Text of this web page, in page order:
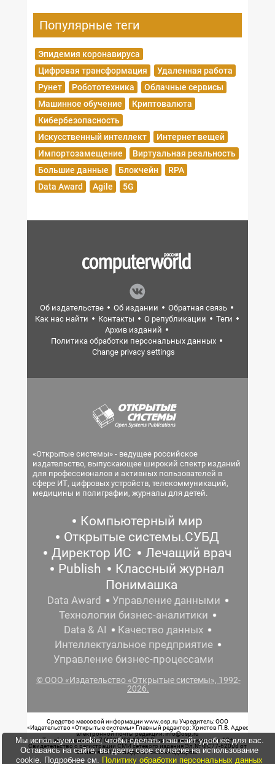
Популярные теги
Эпидемия коронавируса
Цифровая трансформация
Удаленная работа
Рунет
Робототехника
Облачные сервисы
Машинное обучение
Криптовалюта
Кибербезопасность
Искусственный интеллект
Интернет вещей
Импортозамещение
Виртуальная реальность
Большие данные
Блокчейн
RPA
Data Award
Agile 5G
Об издательстве Об издании
Обратная связь
Как нас найти
Контакты О републикации
Теги
Архив изданий
Политика обработки персональных данных
Change privacy settings
«Открытые системы» - ведущее российское
издательство, выпускающее широкий спектр изданий
для профессионалов и активных пользователей в
сфере ИТ, цифровых устройств, телекоммуникаций,
медицины и полиграфии, журналы для детей.
Компьютерный мир
Открытые системы.СУБД
Директор ИС
Лечащий врач
Publish
Классный журнал
Понимашка
Data Award
Управление данными
Технологии бизнес-аналитики
Data & AI
Качество данных
Интеллектуальное предприятие
Управление бизнес-процессами
© ООО «Издательство «Открытые системы», 1992-
2026.
Средство массовой информации www.osp.ru Учредитель: ООО
«Издательство «Открытые системы» Главный редактор: Христов П.В. Адрес
электронной почты редакции: info@osp.ru
Телефон редакции: 7 (499) 703-18-54 Возрастная маркировка: 12+
Свидетельство о регистрации СМИ сетевого издания Эл.№ ФС77-62008 от
05 июня 2015 г. выдано Роскомнадзором.
Мы используем cookie, чтобы сделать наш сайт удобнее для вас.
Оставаясь на сайте, вы даете свое согласие на использование
cookie. Подробнее см. Политику обработки персональных данных